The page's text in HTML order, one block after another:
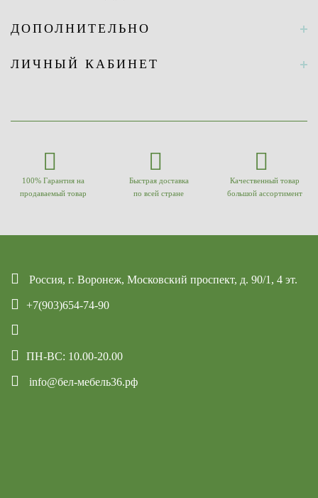
ДОПОЛНИТЕЛЬНО
ЛИЧНЫЙ КАБИНЕТ
100% Гарантия на
продаваемый товар
Быстрая доставка
по всей стране
Качественный товар
большой ассортимент
Россия, г. Воронеж, Московский проспект, д. 90/1, 4 эт.
+7(903)654-74-90
ПН-ВС: 10.00-20.00
info@бел-мебель36.рф